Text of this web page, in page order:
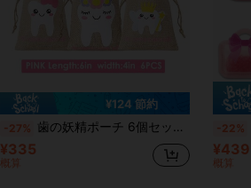
¥124 節約
-27% 歯の妖精ポーチ 6個セット、ブルー&ピンク 歯の妖精バッグ、ホリデー&誕生日ギフト
¥335
概算
-22%
¥439
概算